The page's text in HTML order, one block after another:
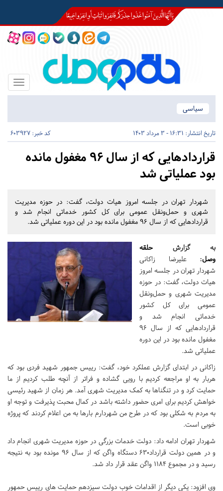
Toggle
سیاسی
تاریخ انتشار: 16:31 - 3 مرداد 1403 کد خبر: 603927
قراردادهایی که از سال ۹۶ مغفول مانده
بود عملیاتی شد
شهردار تهران در جلسه امروز هیات دولت، گفت: در حوزه مدیریت
شهری و حمل‌و‌نقل عمومی برای کل کشور خدماتی انجام شد و
قراردادهایی که از سال ۹۶ مغفول مانده بود در این دوره عملیاتی شد.
به گزارش حلقه
وصل: علیرضا زاکانی
شهردار تهران در جلسه امروز
هیات دولت، گفت: در حوزه
مدیریت شهری و حمل‌و‌نقل
عمومی برای کل کشور
خدماتی انجام شد و
قراردادهایی که از سال ۹۶
مغفول مانده بود در این دوره
عملیاتی شد.
زاکانی در ابتدای گزارش عملکرد خود، گفت: رییس جمهور شهید فردی بود که
هربار به او مراجعه کردیم با رویی گشاده و فراتر از آنچه طلب کردیم از ما
حمایت کرد و در تنگناها به کمک مدیریت شهری آمد. هر زمان از شهید رئیسی
خواهش کردیم برای امری حضور داشته باشد در کمال محبت پذیرفت و توجه او
به مردم به شکلی بود که در طرح من شهردارم بارها به من اعلام کردند که پروژه
خوبی است.
شهردار تهران ادامه داد: دولت خدمات بزرگی در حوزه مدیریت شهری انجام داد
و در همین دولت قرارداد۶۳۰ دستگاه واگن که از سال ۹۶ مونده بود به نتیجه
رسید و در مجموع ۱۱۸۴ واگن عقد قرار داد شد.
وی افزود: یکی دیگر از اقدامات خوب دولت سیزدهم حمایت های رییس حمهور